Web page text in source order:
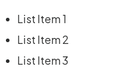
List Item 1
List Item 2
List Item 3